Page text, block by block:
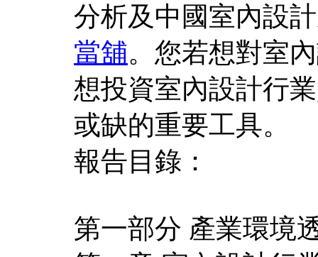
分析及中國室內設
當舖。您若想對室
想投資室內設計行
或缺的重要工具。
報告目錄：
第一部分 產業環境